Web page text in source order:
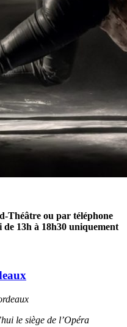
Théâtre ou par téléphone
de 13h à 18h30 uniquement
le siège de l’Opéra